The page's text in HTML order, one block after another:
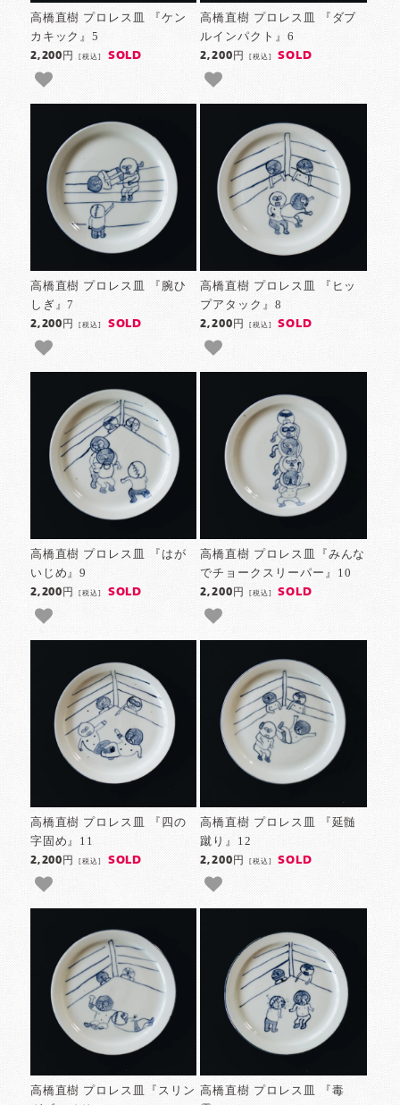
高橋直樹 プロレス皿 『ケン
カキック』5
2,200円[税込] SOLD
高橋直樹 プロレス皿 『ダブ
ルインパクト』6
2,200円 [税込] SOLD
高橋直樹 プロレス皿 『腕ひ
しぎ』7
2,200円[税込] SOLD
高橋直樹 プロレス皿 『ヒッ
プアタック』8
2,200円 [税込] SOLD
高橋直樹 プロレス皿 『はが
いじめ』9
2,200円[税込] SOLD
高橋直樹 プロレス皿『みんな
でチョークスリーパー』10
2,200円 [税込] SOLD
高橋直樹 プロレス皿 『四の
字固め』11
2,200円[税込] SOLD
高橋直樹 プロレス皿 『延髄
蹴り』12
2,200円 [税込] SOLD
高橋直樹 プロレス皿『スリン 高橋直樹 プロレス皿 『毒